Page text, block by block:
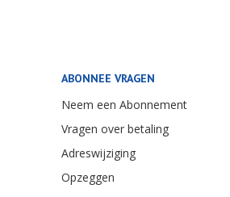
ABONNEE VRAGEN
Neem een Abonnement
Vragen over betaling
Adreswijziging
Opzeggen